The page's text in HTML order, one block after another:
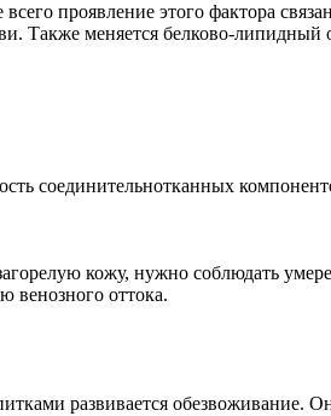
проявление этого фактора
Также меняется белково-липидный
соединительнотканных
кожу, нужно соблюдать
венозного оттока.
развивается обезвоживание.